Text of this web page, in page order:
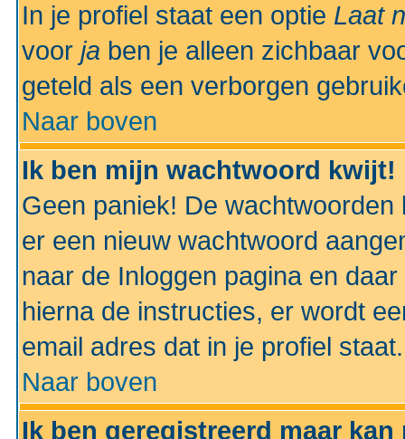
In je profiel staat een optie Laat
voor ja ben je alleen zichbaar
geteld als een verborgen
Naar boven
Ik ben mijn wachtwoord kwijt!
Geen paniek! De
er een nieuw wachtwoord
naar de Inloggen pagina en
hierna de instructies, er wordt
email adres dat in je profiel staat.
Naar boven
Ik ben geregistreerd maar